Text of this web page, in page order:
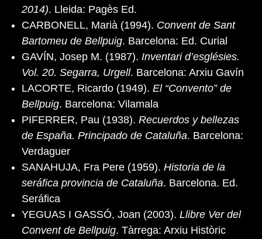
2014). Lleida: Pagès Ed.
CARBONELL, Marià (1994). Convent de Sant
Bartomeu de Bellpuig. Barcelona: Ed. Curial
GAVÍN, Josep M. (1987). Inventari d’esglésies.
Vol. 20. Segarra, Urgell. Barcelona: Arxiu Gavín
LACORTE, Ricardo (1949). El “Convento” de
Bellpuig. Barcelona: Vilamala
PIFERRER, Pau (1938). Recuerdos y bellezas
de España. Principado de Cataluña. Barcelona:
Verdaguer
SANAHUJA, Fra Pere (1959). Historia de la
seráfica provincia de Cataluña. Barcelona. Ed.
Seráfica
YEGUAS I GASSÓ, Joan (2003). Llibre Ver del
Convent de Bellpuig. Tàrrega: Arxiu Històric